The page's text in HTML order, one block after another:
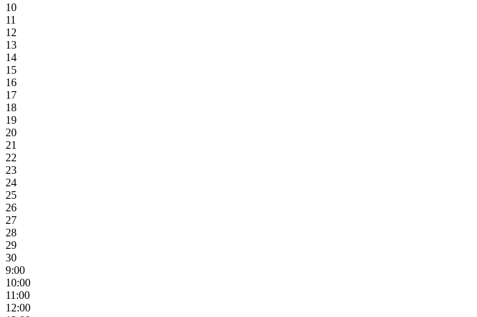
10
11
12
13
14
15
16
17
18
19
20
21
22
23
24
25
26
27
28
29
30
9:00
10:00
11:00
12:00